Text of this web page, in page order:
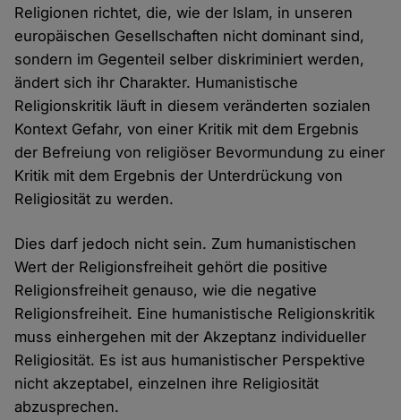
Religionen richtet, die, wie der Islam, in unseren
europäischen Gesellschaften nicht dominant sind,
sondern im Gegenteil selber diskriminiert werden,
ändert sich ihr Charakter. Humanistische
Religionskritik läuft in diesem veränderten sozialen
Kontext Gefahr, von einer Kritik mit dem Ergebnis
der Befreiung von religiöser Bevormundung zu einer
Kritik mit dem Ergebnis der Unterdrückung von
Religiosität zu werden.
Dies darf jedoch nicht sein. Zum humanistischen
Wert der Religionsfreiheit gehört die positive
Religionsfreiheit genauso, wie die negative
Religionsfreiheit. Eine humanistische Religionskritik
muss einhergehen mit der Akzeptanz individueller
Religiosität. Es ist aus humanistischer Perspektive
nicht akzeptabel, einzelnen ihre Religiosität
abzusprechen.